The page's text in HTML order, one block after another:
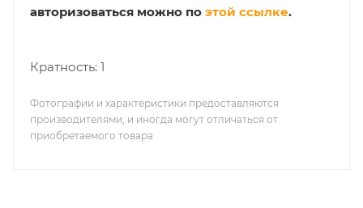
авторизоваться можно по этой ссылке.
Кратность: 1
Фотографии и характеристики предоставляются
производителями, и иногда могут отличаться от
приобретаемого товара